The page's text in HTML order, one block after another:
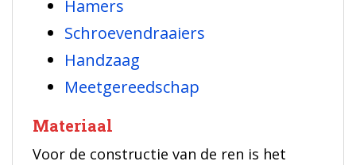
Hamers
Schroevendraaiers
Handzaag
Meetgereedschap
Materiaal
Voor de constructie van de ren is het